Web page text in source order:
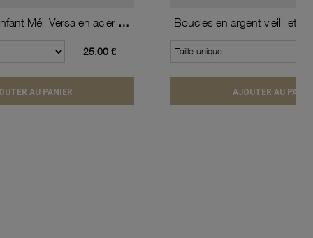
Bracelet jonc enfant Méli Versa en acier doré, 10mm
25.00 €
AU PANIER
Boucles en argent vieilli et
Taille unique
AJOUTER AU